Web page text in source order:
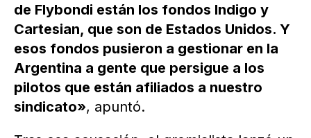
de Flybondi están los fondos Indigo y
Cartesian, que son de Estados Unidos. Y
esos fondos pusieron a gestionar en la
Argentina a gente que persigue a los
pilotos que están afiliados a nuestro
sindicato», apuntó.